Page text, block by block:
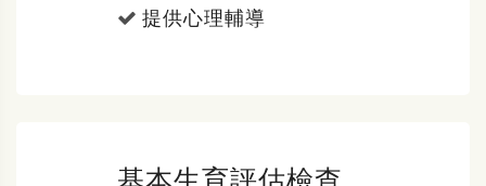
提供心理輔導
基本生育評估檢查